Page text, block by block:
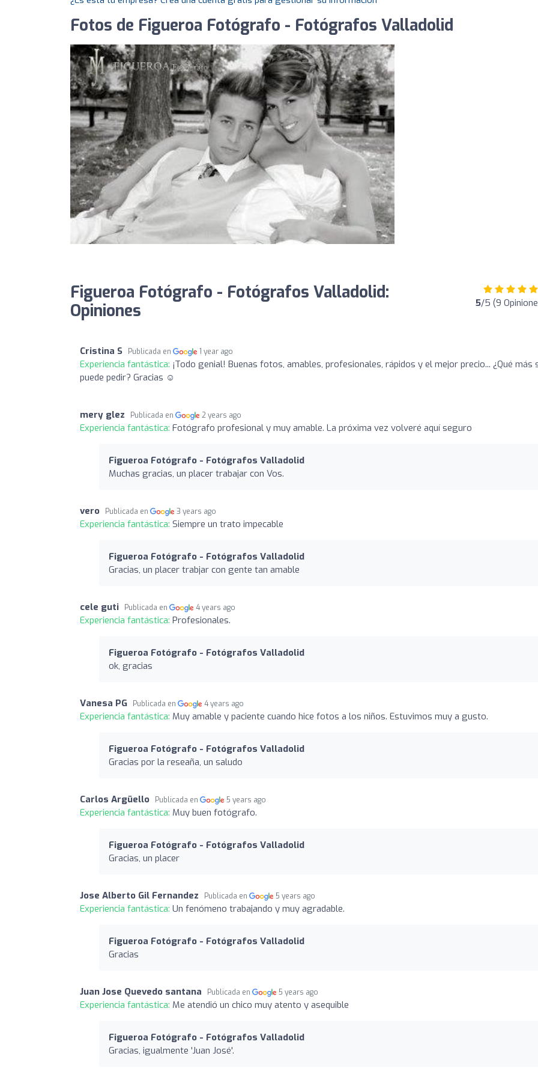
Fotos de Figueroa Fotógrafo - Fotógrafos Valladolid
Figueroa Fotógrafo - Fotógrafos Valladolid:
Opiniones
5/5 (9
Cristina S Publicada en 1 year ago
Experiencia fantástica: ¡Todo genial! Buenas fotos, amables, profesionales, rápidos y el mejor precio... ¿Qué más
puede pedir? Gracias ☺️
mery glez Publicada en 2 years ago
Experiencia fantástica: Fotógrafo profesional y muy amable. La próxima vez volveré aquí seguro
Figueroa Fotógrafo - Fotógrafos Valladolid
Muchas gracias, un placer trabajar con Vos.
vero Publicada en 3 years ago
Experiencia fantástica: Siempre un trato impecable
Figueroa Fotógrafo - Fotógrafos Valladolid
Gracias, un placer trabjar con gente tan amable
cele guti Publicada en 4 years ago
Experiencia fantástica: Profesionales.
Figueroa Fotógrafo - Fotógrafos Valladolid
ok, gracias
Vanesa PG Publicada en 4 years ago
Experiencia fantástica: Muy amable y paciente cuando hice fotos a los niños. Estuvimos muy a gusto.
Figueroa Fotógrafo - Fotógrafos Valladolid
Gracias por la reseaña, un saludo
Carlos Argüello Publicada en 5 years ago
Experiencia fantástica: Muy buen fotógrafo.
Figueroa Fotógrafo - Fotógrafos Valladolid
Gracias, un placer
Jose Alberto Gil Fernandez Publicada en 5 years ago
Experiencia fantástica: Un fenómeno trabajando y muy agradable.
Figueroa Fotógrafo - Fotógrafos Valladolid
Gracias
Juan Jose Quevedo santana Publicada en 5 years ago
Experiencia fantástica: Me atendió un chico muy atento y asequible
Figueroa Fotógrafo - Fotógrafos Valladolid
Gracias, igualmente 'Juan José'.